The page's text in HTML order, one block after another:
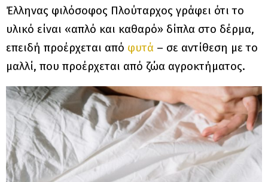
Έλληνας φιλόσοφος Πλούταρχος γράφει ότι το
υλικό είναι «απλό και καθαρό» δίπλα στο δέρμα,
επειδή προέρχεται από φυτά – σε αντίθεση με το
μαλλί, που προέρχεται από ζώα αγροκτήματος.